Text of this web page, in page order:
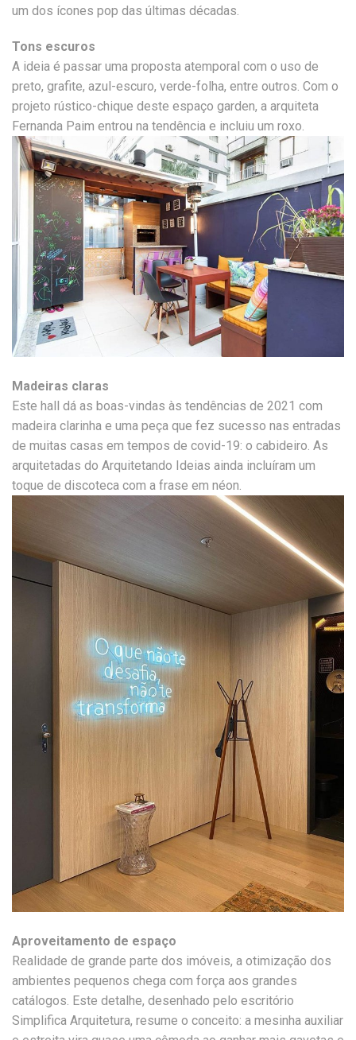
um dos ícones pop das últimas décadas.
Tons escuros
A ideia é passar uma proposta atemporal com o uso de
preto, grafite, azul-escuro, verde-folha, entre outros. Com o
projeto rústico-chique deste espaço garden, a arquiteta
Fernanda Paim entrou na tendência e incluiu um roxo.
Madeiras claras
Este hall dá as boas-vindas às tendências de 2021 com
madeira clarinha e uma peça que fez sucesso nas entradas
de muitas casas em tempos de covid-19: o cabideiro. As
arquitetadas do Arquitetando Ideias ainda incluíram um
toque de discoteca com a frase em néon.
Aproveitamento de espaço
Realidade de grande parte dos imóveis, a otimização dos
ambientes pequenos chega com força aos grandes
catálogos. Este detalhe, desenhado pelo escritório
Simplifica Arquitetura, resume o conceito: a mesinha auxiliar